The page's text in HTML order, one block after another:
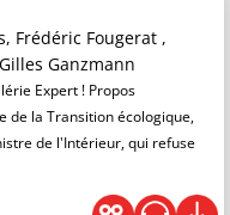
Frédéric Fougerat ,
Ganzmann
Expert ! Propos
de la Transition écologique,
de l'Intérieur, qui refuse